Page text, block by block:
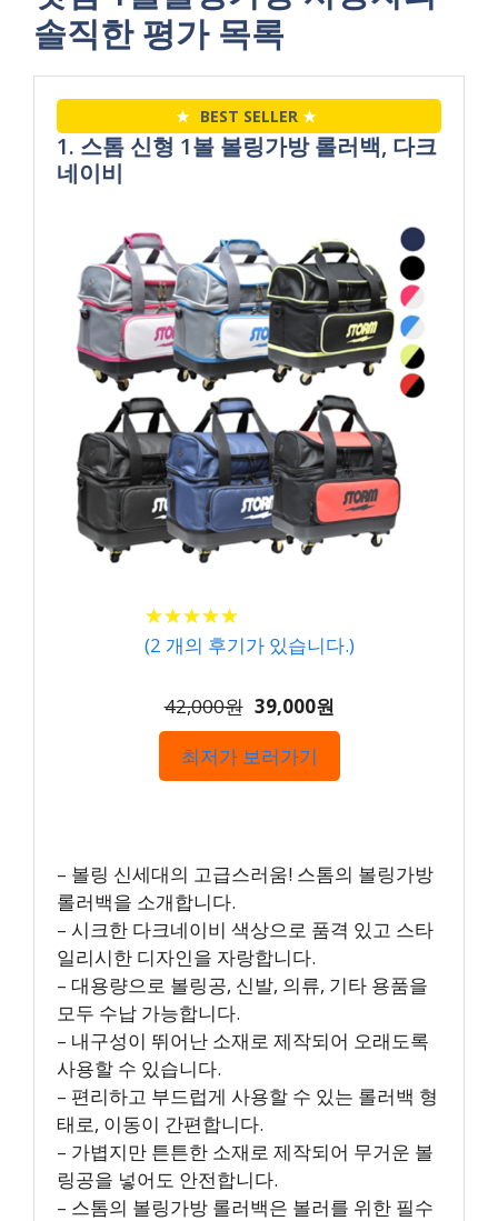
솔직한 평가 목록
★ BEST SELLER ★
1. 스톰 신형 1볼 볼링가방 롤러백, 다크
네이비
★★★★★
★★★★★
(2 개의 후기가 있습니다.)
42,000원 39,000원
최저가 보러가기
– 볼링 신세대의 고급스러움! 스톰의 볼링가방
롤러백을 소개합니다.
– 시크한 다크네이비 색상으로 품격 있고 스타
일리시한 디자인을 자랑합니다.
– 대용량으로 볼링공, 신발, 의류, 기타 용품을
모두 수납 가능합니다.
– 내구성이 뛰어난 소재로 제작되어 오래도록
사용할 수 있습니다.
– 편리하고 부드럽게 사용할 수 있는 롤러백 형
태로, 이동이 간편합니다.
– 가볍지만 튼튼한 소재로 제작되어 무거운 볼
링공을 넣어도 안전합니다.
– 스톰의 볼링가방 롤러백은 볼러를 위한 필수